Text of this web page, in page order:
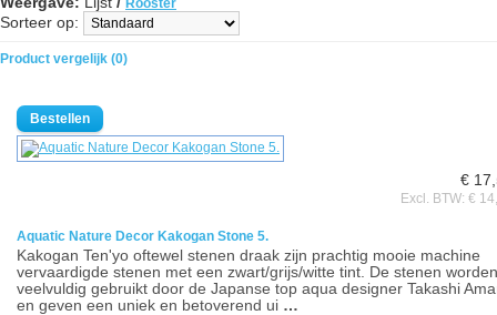
Rooster
Sorteer op:
Product vergelijk (0)
€
Excl. BTW: €
Aquatic Nature Decor Kakogan Stone 5.
Kakogan Ten'yo oftewel stenen draak zijn prachtig mooie machine
vervaardigde stenen met een zwart/grijs/witte tint. De stenen worden
veelvuldig gebruikt door de Japanse top aqua designer Takashi
en geven een uniek en betoverend ui …